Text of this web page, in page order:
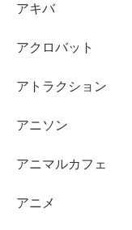
アキバ
アクロバット
アトラクション
アニソン
アニマルカフェ
アニメ